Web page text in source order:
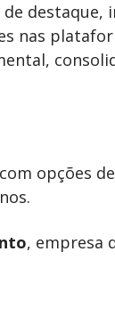
destaque,
nas
opções
, empresa